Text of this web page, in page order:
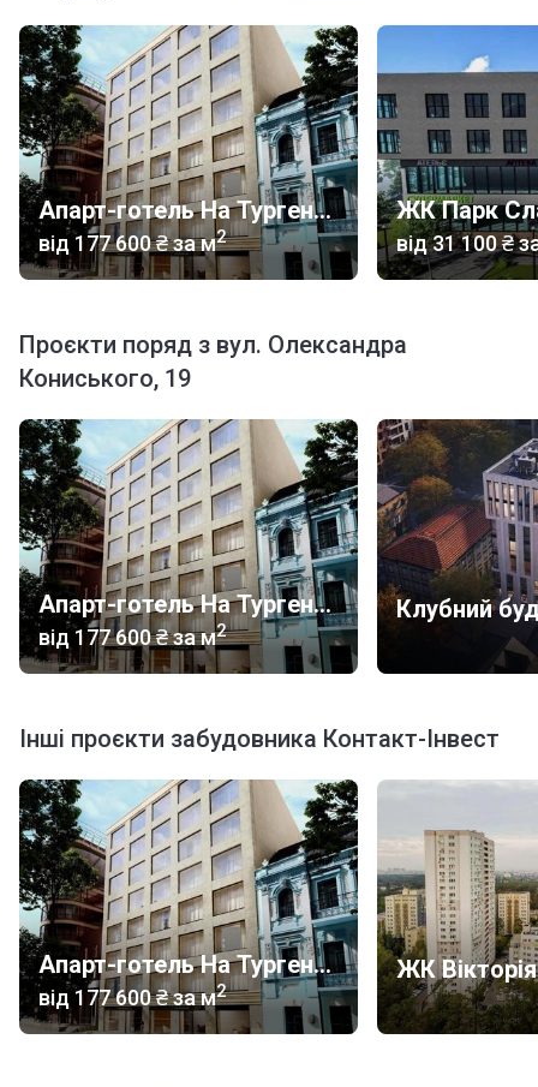
Апарт-готель На Тургенєвській, 17а
від ‍177 600 ₴за м2
ЖК Парк
від‍31 100 ₴
Проєкти поряд з вул. Олександра
Кониського, 19
Апарт-готель На Тургенєвській, 17а
від ‍177 600 ₴за м2
Інші проєкти забудовника Контакт-Інвест
Апарт-готель На Тургенєвській, 17а
від ‍177 600 ₴за м2
ЖК Вікторія